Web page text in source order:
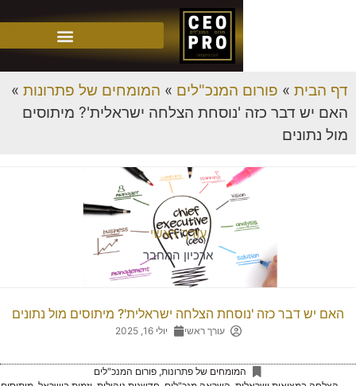
» פורום המנכ"לים » המומחים של פתרונות »
כזה 'נוסחת הצלחה ישראלית'? מיתוסים
עורך ראשי
ארכיון המחבר
כזה 'נוסחת הצלחה ישראלית'? מיתוסים מול נתונים
עורך ראשי יולי 16, 2025
המומחים של פתרונות,פורום המנכ"לים